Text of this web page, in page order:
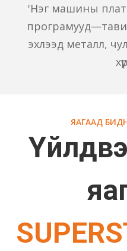
'Нэг машины
эхлээд металл,
ЯАГААД